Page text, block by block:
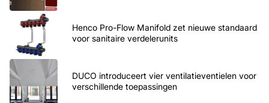
Henco Pro-Flow Manifold zet nieuwe standaard
voor sanitaire verdelerunits
DUCO introduceert vier ventilatieventielen voor
verschillende toepassingen